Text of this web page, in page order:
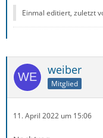
die relevanten
musst also liefern.
MfG
Drachen
Einmal editiert, zuletzt
weiber
Mitglied
11. April 2022 um 15:06